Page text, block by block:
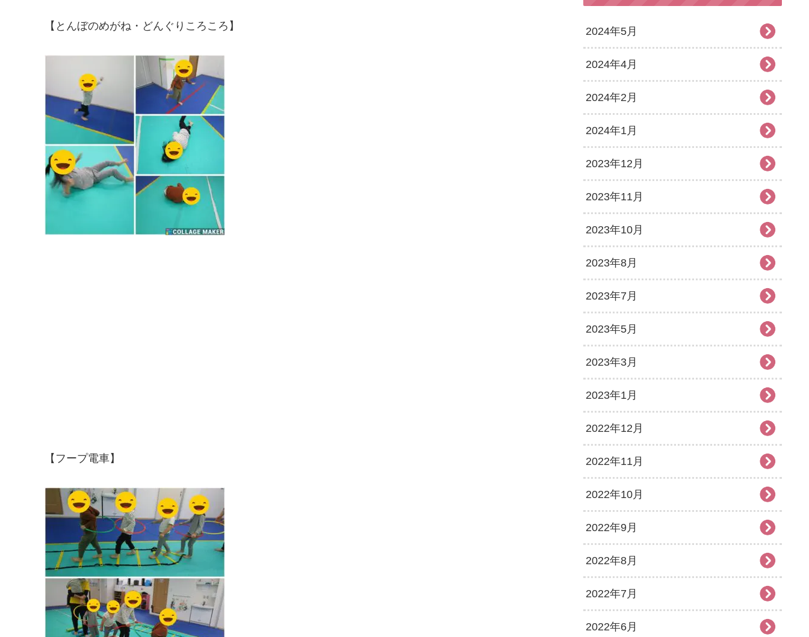
【とんぼのめがね・どんぐりころころ】
【フープ電車】
2024年5月
2024年4月
2024年2月
2024年1月
2023年12月
2023年11月
2023年10月
2023年8月
2023年7月
2023年5月
2023年3月
2023年1月
2022年12月
2022年11月
2022年10月
2022年9月
2022年8月
2022年7月
2022年6月